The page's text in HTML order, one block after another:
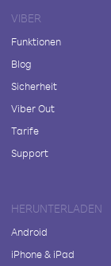
VIBER
Funktionen
Blog
Sicherheit
Viber Out
Tarife
Support
HERUNTERLADEN
Android
iPhone & iPad